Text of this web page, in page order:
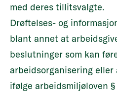
med deres tillitsvalgte.
Drøftelses- og
blant annet at
beslutninger som kan
arbeidsorganisering
ifølge arbeidsmiljøloven